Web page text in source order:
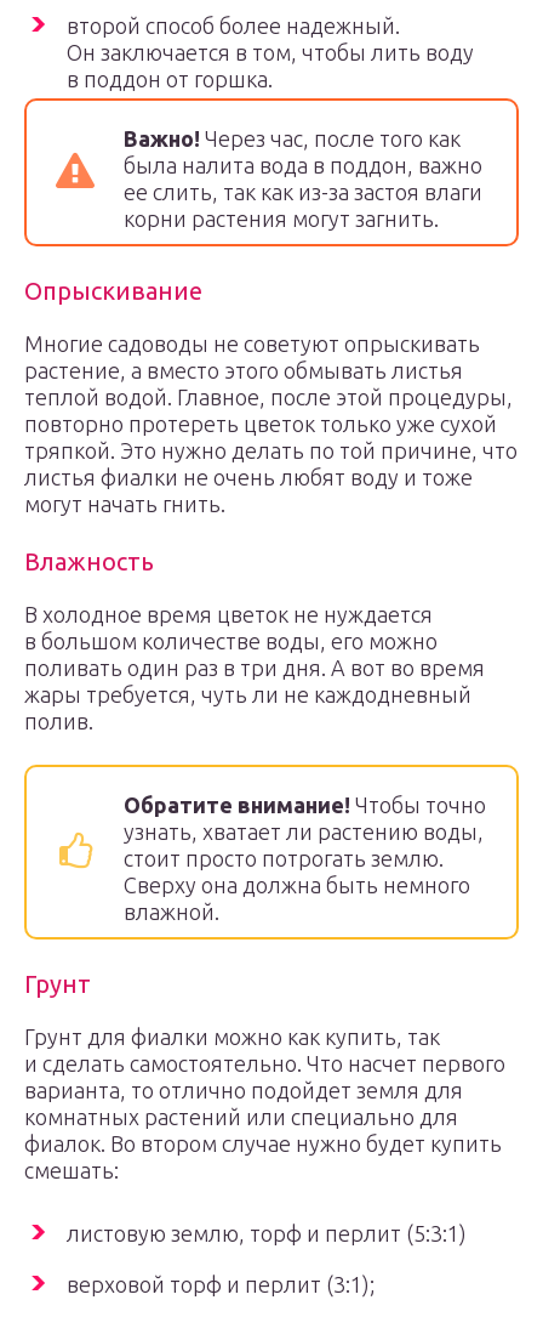
второй способ более надежный.
Он заключается в том, чтобы лить воду
в поддон от горшка.
Важно! Через час, после того как
была налита вода в поддон, важно
ее слить, так как из-за застоя влаги
корни растения могут загнить.
Опрыскивание
Многие садоводы не советуют опрыскивать
растение, а вместо этого обмывать листья
теплой водой. Главное, после этой процедуры,
повторно протереть цветок только уже сухой
тряпкой. Это нужно делать по той причине, что
листья фиалки не очень любят воду и тоже
могут начать гнить.
Влажность
В холодное время цветок не нуждается
в большом количестве воды, его можно
поливать один раз в три дня. А вот во время
жары требуется, чуть ли не каждодневный
полив.
Обратите внимание! Чтобы точно
узнать, хватает ли растению воды,
стоит просто потрогать землю.
Сверху она должна быть немного
влажной.
Грунт
Грунт для фиалки можно как купить, так
и сделать самостоятельно. Что насчет первого
варианта, то отлично подойдет земля для
комнатных растений или специально для
фиалок. Во втором случае нужно будет купить
смешать:
листовую землю, торф и перлит (5:3:1)
верховой торф и перлит (3:1);